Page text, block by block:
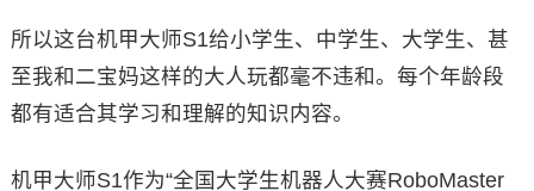
所以这台机甲大师S1给小学生、中学生、大学生、甚
至我和二宝妈这样的大人玩都毫不违和。每个年龄段
都有适合其学习和理解的知识内容。
机甲大师S1作为“全国大学生机器人大赛RoboMaster